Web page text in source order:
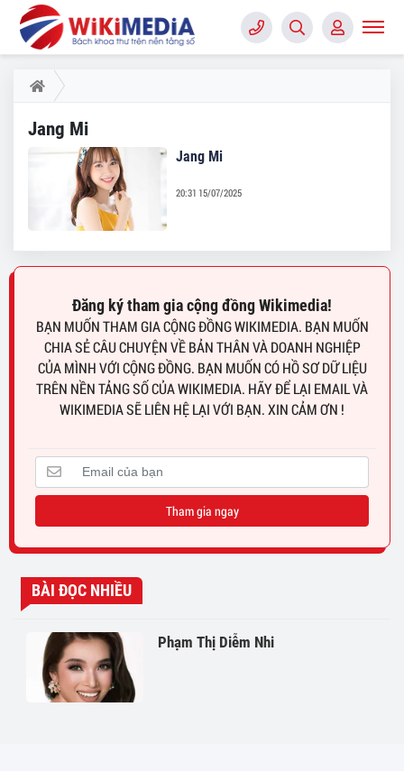
Jang Mi
Jang Mi
20:31 15/07/2025
Đăng ký tham gia cộng đồng Wikimedia!
BẠN MUỐN THAM GIA CỘNG ĐỒNG WIKIMEDIA. BẠN MUỐN
CHIA SẺ CÂU CHUYỆN VỀ BẢN THÂN VÀ DOANH NGHIỆP
CỦA MÌNH VỚI CỘNG ĐỒNG. BẠN MUỐN CÓ HỒ SƠ DỮ LIỆU
TRÊN NỀN TẢNG SỐ CỦA WIKIMEDIA. HÃY ĐỂ LẠI EMAIL VÀ
WIKIMEDIA SẼ LIÊN HỆ LẠI VỚI BẠN. XIN CẢM ƠN !
Tham gia ngay
BÀI ĐỌC NHIỀU
Phạm Thị Diễm Nhi